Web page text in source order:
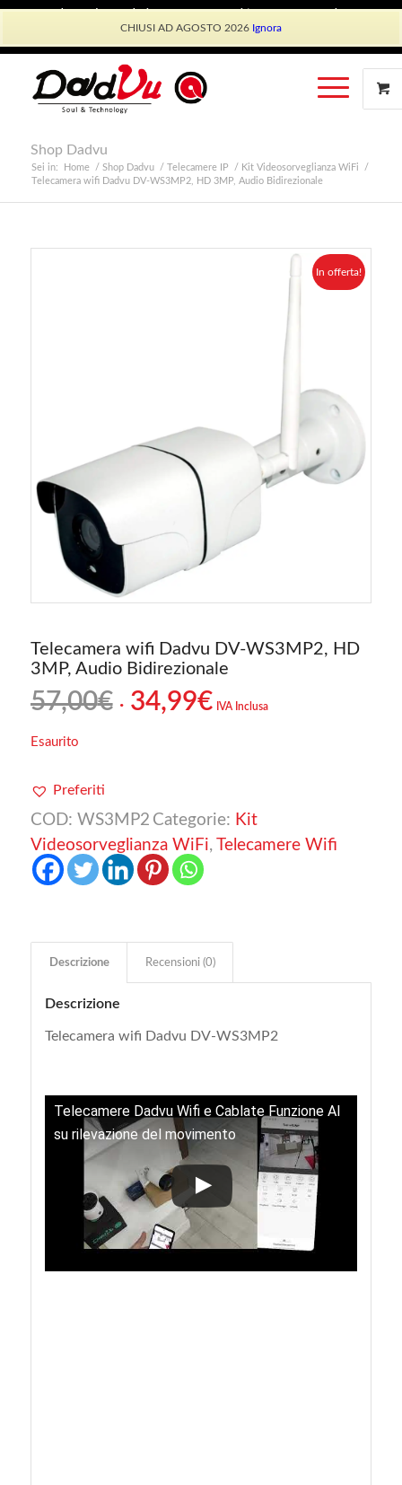
CHIUSI AD AGOSTO 2026 Ignora
Shop Dadvu
Sei in: Home / Shop Dadvu / Telecamere IP / Kit Videosorveglianza WiFi
/
Telecamera wifi Dadvu DV-WS3MP2, HD 3MP, Audio Bidirezionale
In offerta!
Telecamera wifi Dadvu DV-WS3MP2, HD
3MP, Audio Bidirezionale
57,00€ Il
prezzo
34,99€IlIVA Inclusa
Esaurito
Preferiti
COD: WS3MP2 Categorie: Kit
Videosorveglianza WiFi, Telecamere Wifi
Descrizione Recensioni (0)
Descrizione
Telecamera wifi Dadvu DV-WS3MP2
Telecamere Dadvu Wifi e Cablate Funzione AI
su rilevazione del movimento